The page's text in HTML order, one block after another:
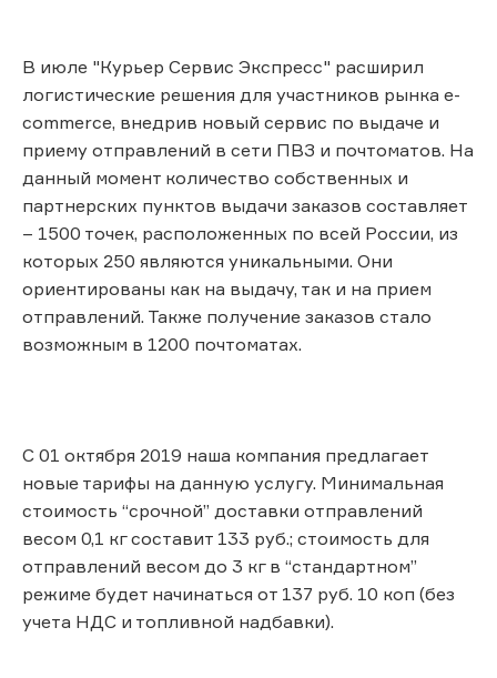
В июле "Курьер Сервис Экспресс" расширил
логистические решения для участников рынка e-
commerce, внедрив новый сервис по выдаче и
приему отправлений в сети ПВЗ и почтоматов. На
данный момент количество собственных и
партнерских пунктов выдачи заказов составляет
– 1500 точек, расположенных по всей России, из
которых 250 являются уникальными. Они
ориентированы как на выдачу, так и на прием
отправлений. Также получение заказов стало
возможным в 1200 почтоматах.
С 01 октября 2019 наша компания предлагает
новые тарифы на данную услугу. Минимальная
стоимость “срочной” доставки отправлений
весом 0,1 кг составит 133 руб.; стоимость для
отправлений весом до 3 кг в “стандартном”
режиме будет начинаться от 137 руб. 10 коп (без
учета НДС и топливной надбавки).